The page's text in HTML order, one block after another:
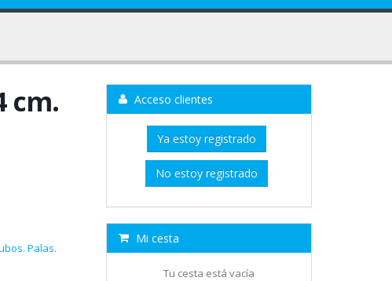
cm.
Palas.
Acceso clientes
Ya estoy registrado
No estoy registrado
Mi cesta
Tu cesta está vacía